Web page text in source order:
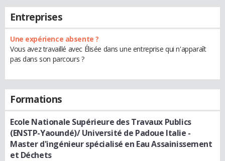
Entreprises
Une expérience absente ?
Vous avez travaillé avec Élisée dans une entreprise qui n'apparaît
pas dans son parcours ?
Formations
Ecole Nationale Supérieure des Travaux Publics
(ENSTP-Yaoundé)/ Université de Padoue Italie -
Master d'ingénieur spécialisé en Eau Assainissement
et Déchets